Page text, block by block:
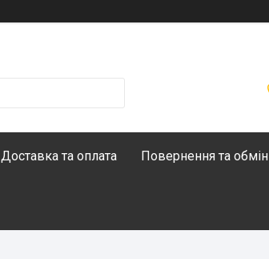
Доставка та оплата Повернення та обмін